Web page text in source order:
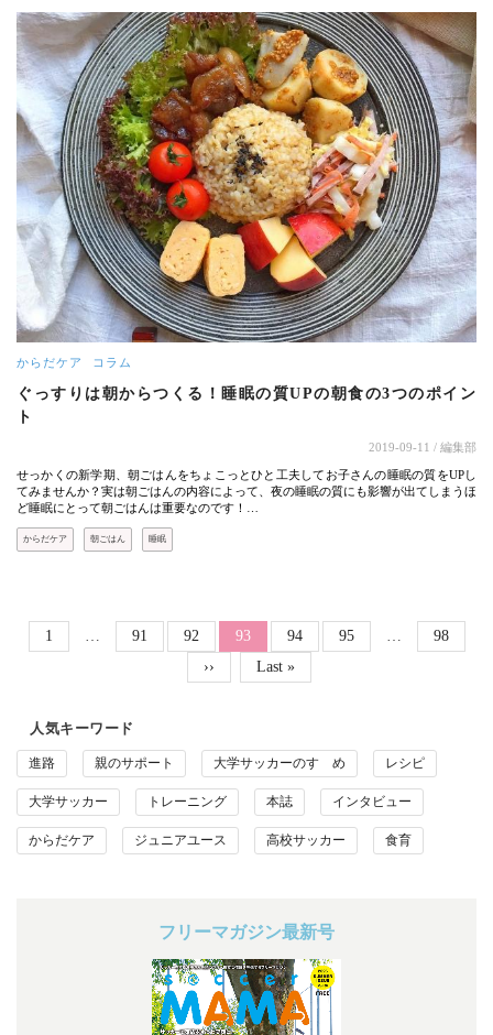
からだケア コラム
ぐっすりは朝からつくる！睡眠の質UPの朝食の3つのポイン
ト
2019-09-11 / 編集部
せっかくの新学期、朝ごはんをちょこっとひと工夫してお子さんの睡眠の質をUPし
てみませんか？実は朝ごはんの内容によって、夜の睡眠の質にも影響が出てしまうほ
ど睡眠にとって朝ごはんは重要なのです！…
からだケア 朝ごはん 睡眠
ページ送り
Page
1 … Page
91 Page
92 カレントページ
93 Page
94 Page
95 … Page
98
次ページ
›› 最終ページ
Last »
人気キーワード
進路 親のサポート 大学サッカーのすゝめ レシピ
大学サッカー トレーニング 本誌 インタビュー
からだケア ジュニアユース 高校サッカー 食育
フリーマガジン最新号